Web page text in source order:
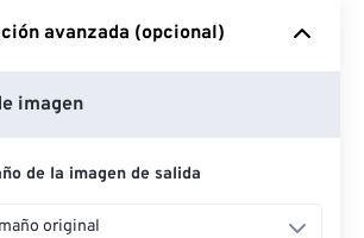
Google Drive
OneDrive
URL
avanzada (opcional)
imagen
de la imagen de salida
original